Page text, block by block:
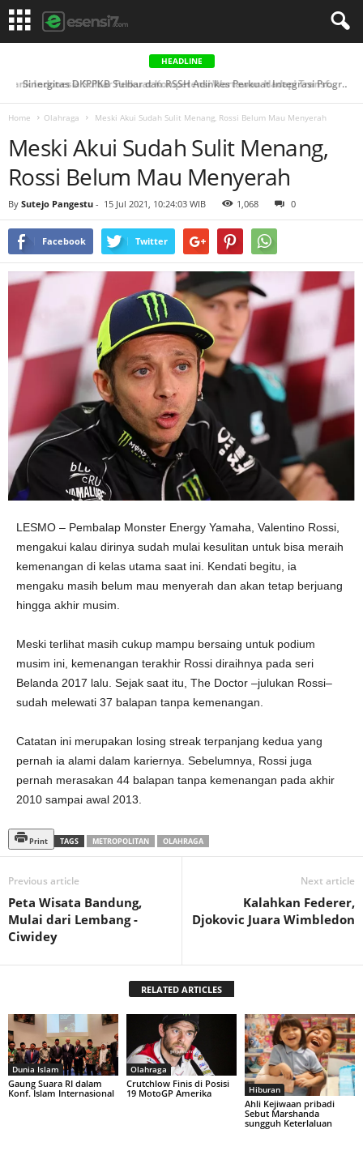
HEADLINE
Bank Indonesia Sulbar Perkuat Kompetensi Wartawan Hadapi Transformasi Jurnalisme Ekonomi Digital... Sinergitas DKPPKB Sulbar dan RSSH Adinkes Perkuat Integrasi Program AIDS, Tuberkulosis & Malaria di ...
Home Olahraga Meski Akui Sudah Sulit Menang, Rossi Belum Mau Menyerah
Meski Akui Sudah Sulit Menang,
Rossi Belum Mau Menyerah
By Sutejo Pangestu - 15 Jul 2021, 10:24:03 WIB 1,068 0
Facebook Twitter
LESMO – Pembalap Monster Energy Yamaha, Valentino Rossi,
mengakui kalau dirinya sudah mulai kesulitan untuk bisa meraih
kemenangan di kelas utama saat ini. Kendati begitu, ia
mengaku masih belum mau menyerah dan akan tetap berjuang
hingga akhir musim.
Meski terlihat masih cukup mampu bersaing untuk podium
musim ini, kemenangan terakhir Rossi diraihnya pada seri
Belanda 2017 lalu. Sejak saat itu, The Doctor –julukan Rossi–
sudah melewati 37 balapan tanpa kemenangan.
Catatan ini merupakan losing streak terpanjang kedua yang
pernah ia alami dalam kariernya. Sebelumnya, Rossi juga
pernah merasakan 44 balapan tanpa kemenangan pada akhir
2010 sampai awal 2013.
Print TAGS METROPOLITAN OLAHRAGA
Previous article
Peta Wisata Bandung,
Mulai dari Lembang -
Ciwidey
Next article
Kalahkan Federer,
Djokovic Juara Wimbledon
RELATED ARTICLES
Dunia Islam
Gaung Suara RI dalam
Konf. Islam Internasional
Olahraga
Crutchlow Finis di Posisi
19 MotoGP Amerika
Hiburan
Ahli Kejiwaan pribadi
Sebut Marshanda
sungguh Keterlaluan